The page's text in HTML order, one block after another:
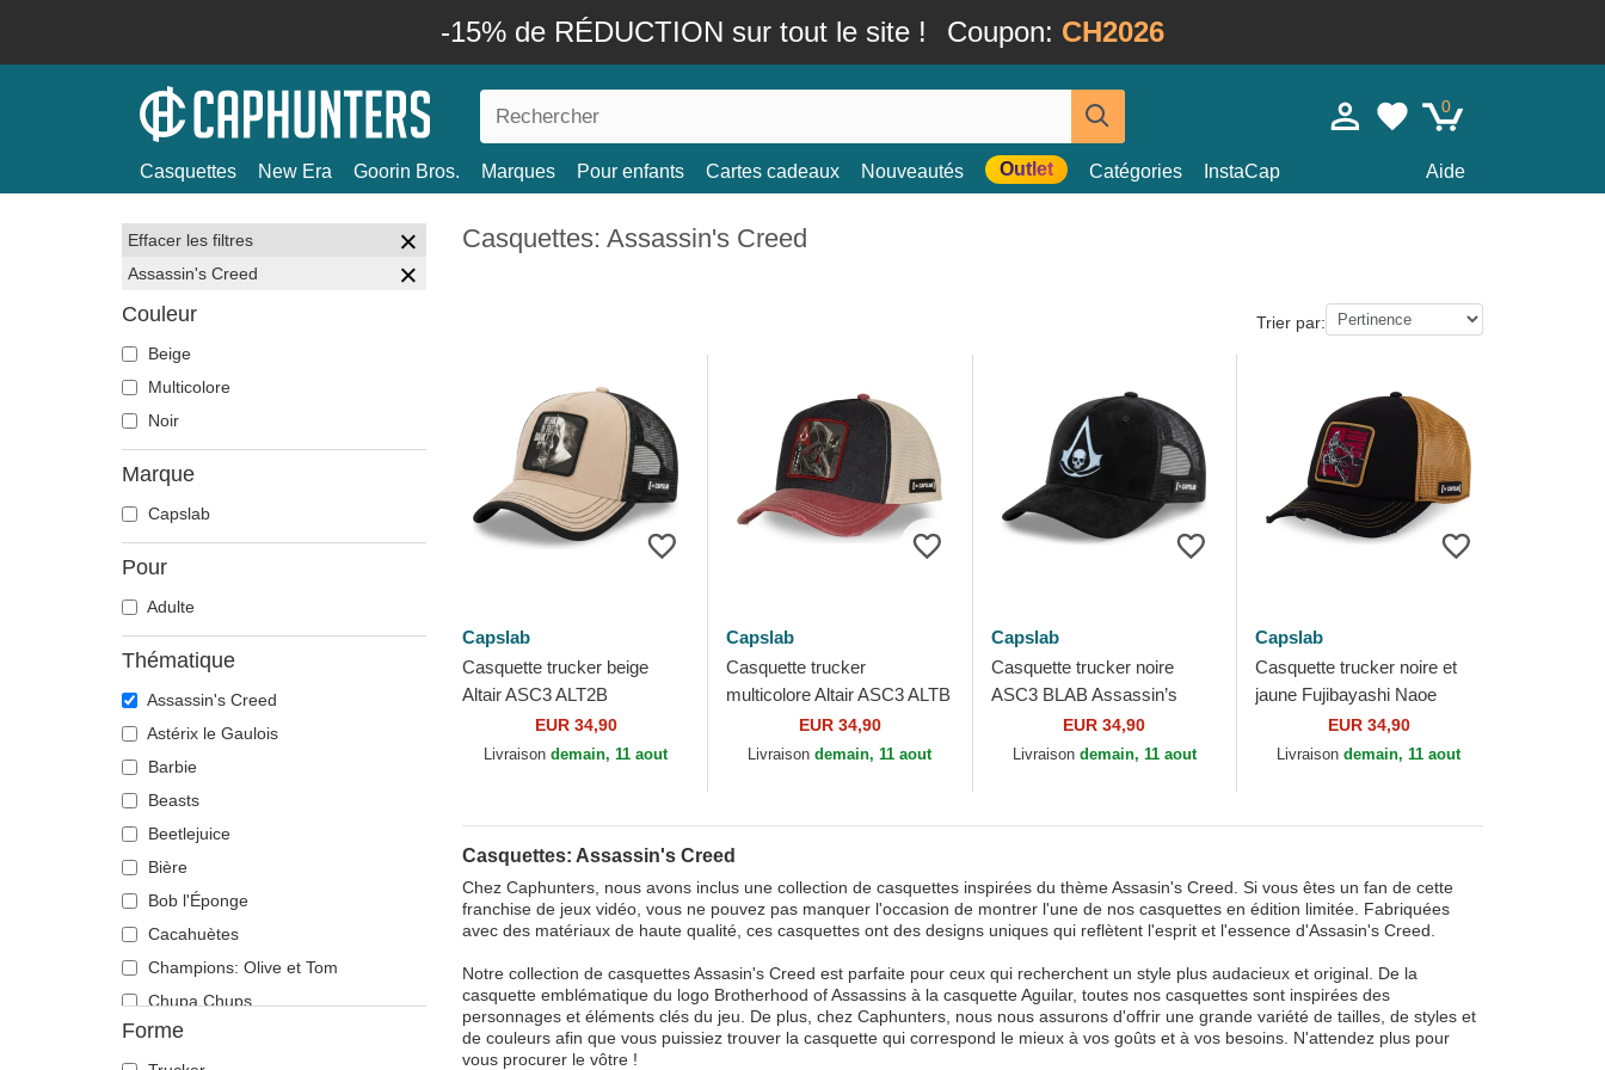
-15% de RÉDUCTION sur tout le site ! Coupon: CH2026
0
Casquettes New Era Goorin Bros. Marques Pour enfants Cartes cadeaux Nouveautés Outlet Catégories InstaCap Aide
Effacer les filtres
Assassin's Creed
Couleur
Beige
Multicolore
Noir
Marque
Capslab
Pour
Adulte
Thématique
Assassin's Creed
Astérix le Gaulois
Barbie
Beasts
Beetlejuice
Bière
Bob l'Éponge
Cacahuètes
Champions: Olive et Tom
Chupa Chups
Cocktails
Forme
Casquettes: Assassin's Creed
Trier par:
Capslab
Casquette trucker beige
Altair ASC3 ALT2B
Assassin’s Creed Capslab
EUR 34,90
Livraisondemain, 11 aout
Capslab
Casquette trucker
multicolore Altair ASC3 ALTB
Assassin’s Creed Capslab
EUR 34,90
Livraisondemain, 11 aout
Capslab
Casquette trucker noire
ASC3 BLAB Assassin’s
Creed Capslab
EUR 34,90
Livraison demain, 11 aout
Capslab
Casquette trucker noire et
jaune Fujibayashi Naoe
NAO2 Assassin’s Creed
Capslab
EUR 34,90
Livraisondemain, 11 aout
Casquettes: Assassin's Creed
Chez Caphunters, nous avons inclus une collection de casquettes inspirées du thème Assasin's Creed. Si vous êtes un fan de cette
franchise de jeux vidéo, vous ne pouvez pas manquer l'occasion de montrer l'une de nos casquettes en édition limitée. Fabriquées
avec des matériaux de haute qualité, ces casquettes ont des designs uniques qui reflètent l'esprit et l'essence d'Assasin's Creed.
Notre collection de casquettes Assasin's Creed est parfaite pour ceux qui recherchent un style plus audacieux et original. De la
casquette emblématique du logo Brotherhood of Assassins à la casquette Aguilar, toutes nos casquettes sont inspirées des
personnages et éléments clés du jeu. De plus, chez Caphunters, nous nous assurons d'offrir une grande variété de tailles, de styles et
de couleurs afin que vous puissiez trouver la casquette qui correspond le mieux à vos goûts et à vos besoins. N'attendez plus pour
vous procurer le vôtre !